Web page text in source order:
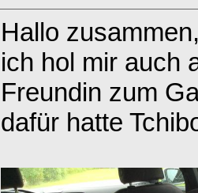
Hallo
ich hol mir auch
Freundin zum
dafür hatte